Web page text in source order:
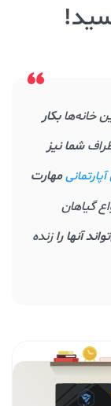
خانه‌هابکار
شما نیز
مهارت
گیاهان
آنها رازنده